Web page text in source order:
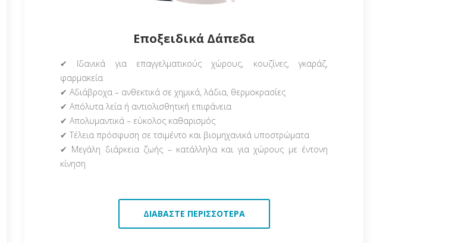
Εποξειδικά Δάπεδα
✔ Ιδανικά για επαγγελματικούς χώρους, κουζίνες, γκαράζ,
φαρμακεία
✔ Αδιάβροχα – ανθεκτικά σε χημικά, λάδια, θερμοκρασίες
✔ Απόλυτα λεία ή αντιολισθητική επιφάνεια
✔ Απολυμαντικά – εύκολος καθαρισμός
✔ Τέλεια πρόσφυση σε τσιμέντο και βιομηχανικά υποστρώματα
✔ Μεγάλη διάρκεια ζωής – κατάλληλα και για χώρους με έντονη
κίνηση
ΔΙΑΒΆΣΤΕ ΠΕΡΙΣΣΌΤΕΡΑ